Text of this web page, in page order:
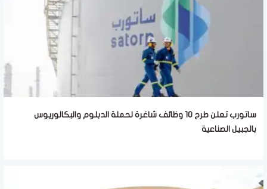
ساتورب تعلن طرح 10 وظائف شاغرة لحملة الدبلوم والبكالوريوس
بالجبيل الصناعية